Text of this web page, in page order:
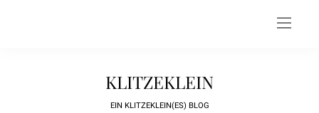
KLITZEKLEIN
EIN KLITZEKLEIN(ES) BLOG